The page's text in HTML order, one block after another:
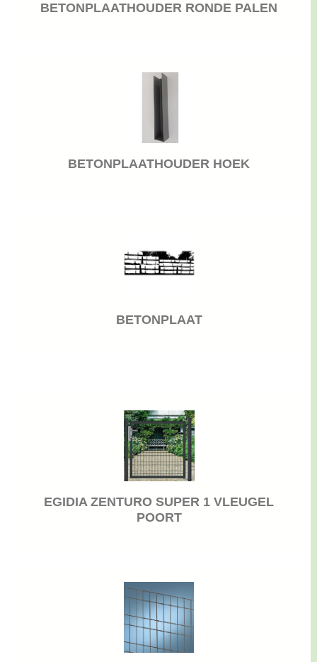
BETONPLAATHOUDER RONDE PALEN
BETONPLAATHOUDER HOEK
BETONPLAAT
EGIDIA ZENTURO SUPER 1 VLEUGEL
POORT